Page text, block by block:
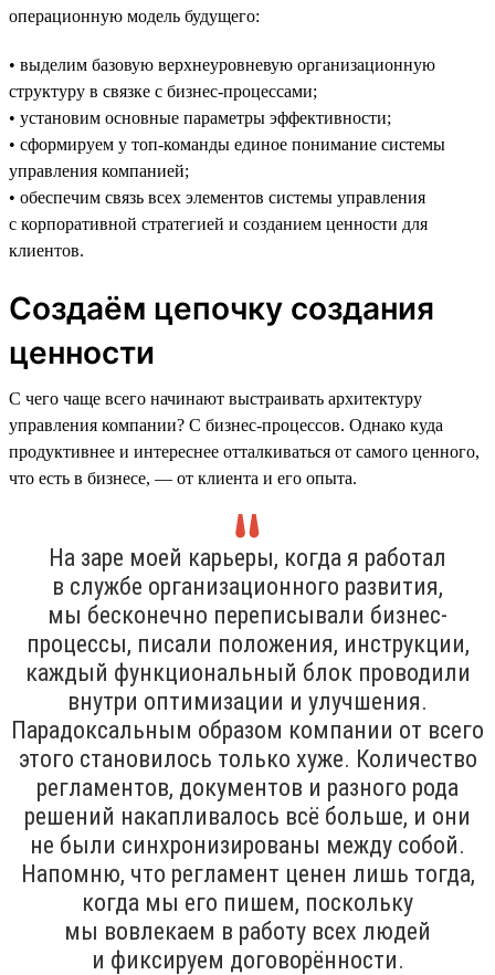
операционную модель будущего:
• выделим базовую верхнеуровневую организационную
структуру в связке с бизнес-процессами;
• установим основные параметры эффективности;
• сформируем у топ-команды единое понимание системы
управления компанией;
• обеспечим связь всех элементов системы управления
с корпоративной стратегией и созданием ценности для
клиентов.
Создаём цепочку создания
ценности
С чего чаще всего начинают выстраивать архитектуру
управления компании? С бизнес-процессов. Однако куда
продуктивнее и интереснее отталкиваться от самого ценного,
что есть в бизнесе, — от клиента и его опыта.
На заре моей карьеры, когда я работал
в службе организационного развития,
мы бесконечно переписывали бизнес-
процессы, писали положения, инструкции,
каждый функциональный блок проводили
внутри оптимизации и улучшения.
Парадоксальным образом компании от всего
этого становилось только хуже. Количество
регламентов, документов и разного рода
решений накапливалось всё больше, и они
не были синхронизированы между собой.
Напомню, что регламент ценен лишь тогда,
когда мы его пишем, поскольку
мы вовлекаем в работу всех людей
и фиксируем договорённости.